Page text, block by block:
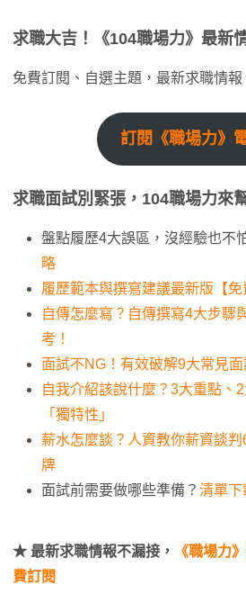
求職大吉！《104職場力》最新
免費訂閱、自選主題，最新求職情報
訂閱《職場力》
求職面試別緊張，104職場力來
盤點履歷4大誤區，沒經驗也不
略
履歷範本與撰寫建議最新版【免
自傳怎麼寫？自傳撰寫4大步驟
考！
面試不NG！有效破解9大常見面
自我介紹該說什麼？3大重點、
「獨特性」
薪水怎麼談？人資教你薪資談
牌
面試前需要做哪些準備？ 清單下
★ 最新求職情報不漏接， 《職場力
費訂閱